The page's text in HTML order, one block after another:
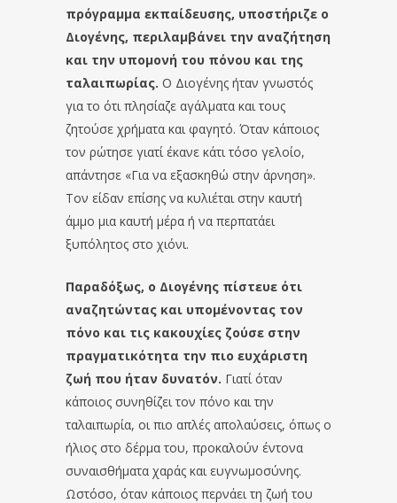
πρόγραμμα εκπαίδευσης, υποστήριζε ο
Διογένης, περιλαμβάνει την αναζήτηση
και την υπομονή του πόνου και της
ταλαιπωρίας. Ο Διογένης ήταν γνωστός
για το ότι πλησίαζε αγάλματα και τους
ζητούσε χρήματα και φαγητό. Όταν κάποιος
τον ρώτησε γιατί έκανε κάτι τόσο γελοίο,
απάντησε «Για να εξασκηθώ στην άρνηση».
Τον είδαν επίσης να κυλιέται στην καυτή
άμμο μια καυτή μέρα ή να περπατάει
ξυπόλητος στο χιόνι.
Παραδόξως, ο Διογένης πίστευε ότι
αναζητώντας και υπομένοντας τον
πόνο και τις κακουχίες ζούσε στην
πραγματικότητα την πιο ευχάριστη
ζωή που ήταν δυνατόν. Γιατί όταν
κάποιος συνηθίζει τον πόνο και την
ταλαιπωρία, οι πιο απλές απολαύσεις, όπως ο
ήλιος στο δέρμα του, προκαλούν έντονα
συναισθήματα χαράς και ευγνωμοσύνης.
Ωστόσο, όταν κάποιος περνάει τη ζωή του